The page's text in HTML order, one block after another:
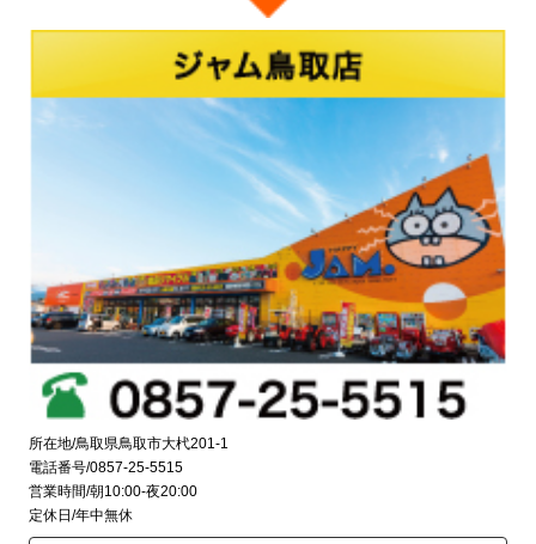
所在地/鳥取県鳥取市大杙201-1
電話番号/0857-25-5515
営業時間/朝10:00-夜20:00
定休日/年中無休